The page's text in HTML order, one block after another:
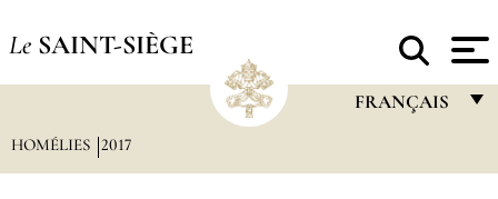
Le SAINT-SIÈGE
FRANÇAIS
HOMÉLIES 2017